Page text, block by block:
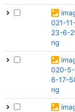
021-
23-6-
ng
020-5-
6-17-
ng